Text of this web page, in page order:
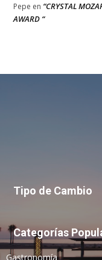
Pepe en “CRYSTAL
AWARD “
Tipo de Cambio
Categorías
Gastronomía